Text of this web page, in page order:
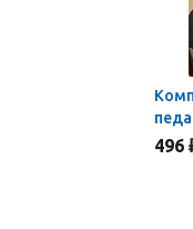
496